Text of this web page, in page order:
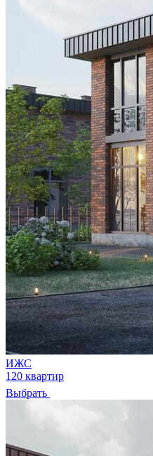
ИЖС
120 квартир
Выбрать